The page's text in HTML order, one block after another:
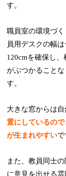
す。
職員室の環境づ
員用デスクの幅
120cmを確保し
がぶつかること
す。
大きな窓からは
置にしているの
が生まれやすいで
また、教員同士
に意見を出せる